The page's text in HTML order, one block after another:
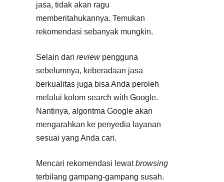
jasa, tidak akan ragu
memberitahukannya. Temukan
rekomendasi sebanyak mungkin.
Selain dari review pengguna
sebelumnya, keberadaan jasa
berkualitas juga bisa Anda peroleh
melalui kolom search with Google.
Nantinya, algoritma Google akan
mengarahkan ke penyedia layanan
sesuai yang Anda cari.
Mencari rekomendasi lewatbrowsing
terbilang gampang-gampang susah.